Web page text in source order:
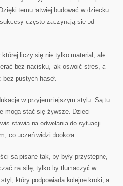
temu łatwiej budować w dziecku
często zaczynają się od
liczy się nie tylko materiał, ale
bez nacisku, jak oswoić stres, a
pustych haseł.
w przyjemniejszym stylu. Są tu
mogą stać się żywsze. Dzieci
stawia na odwołania do sytuacji
co uczeń widzi dookoła.
są pisane tak, by były przystępne,
na siłę, tylko by tłumaczyć w
styl, który podpowiada kolejne kroki, a